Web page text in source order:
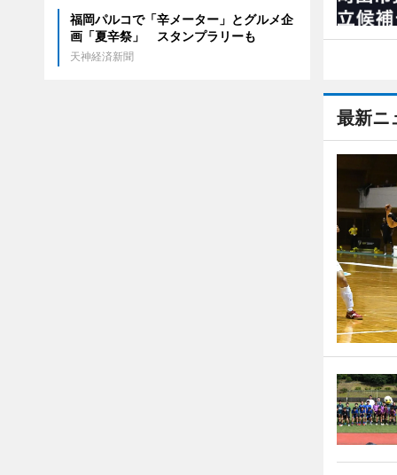
最新ニ
福岡パルコで「辛メーター」とグルメ企
画「夏辛祭」 スタンプラリーも
天神経済新聞